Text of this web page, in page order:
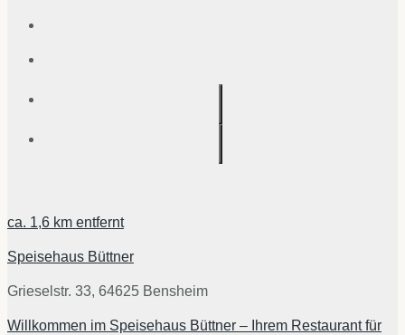
ca. 1,6 km entfernt
Speisehaus Büttner
Grieselstr. 33, 64625 Bensheim
Willkommen im Speisehaus Büttner – Ihrem Restaurant für